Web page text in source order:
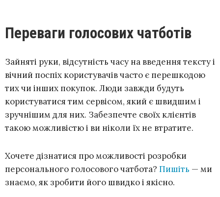
Переваги голосових чатботів
Зайняті руки, відсутність часу на введення тексту і
вічний поспіх користувачів часто є перешкодою
тих чи інших покупок. Люди завжди будуть
користуватися тим сервісом, який є швидшим і
зручнішим для них. Забезпечте своїх клієнтів
такою можливістю і ви ніколи їх не втратите.
Хочете дізнатися про можливості розробки
персонального голосового чатбота? Пишіть — ми
знаємо, як зробити його швидко і якісно.